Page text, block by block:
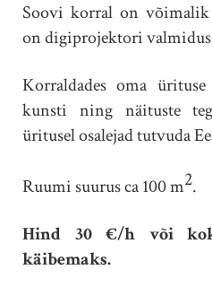
Soovi korral on võimalik
on digiprojektori
Korraldades oma
kunsti ning näituste
üritusel osalejad tutvuda
Ruumi suurus ca 100 m2.
Hind 30 €/h või
käibemaks.